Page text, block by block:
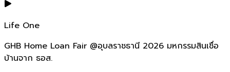
Life One
GHB Home Loan Fair @อุบลราชธานี 2026 มหกรรมสินเชื่อ
บ้านจาก ธอส.